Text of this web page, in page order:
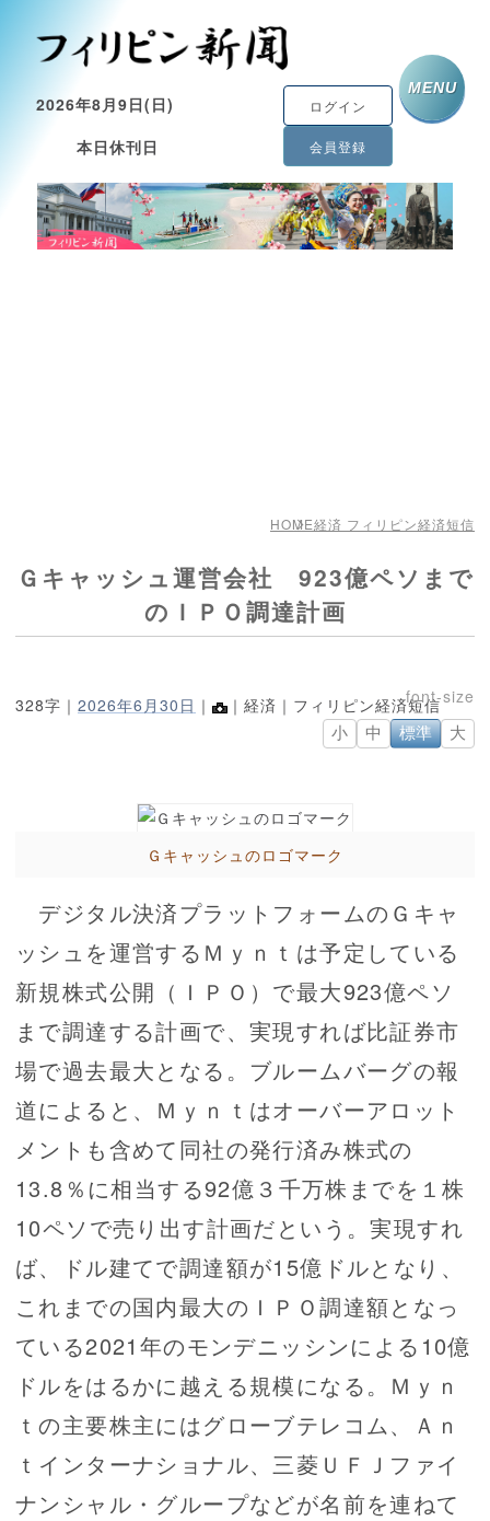
2026年8月9日(日)
本日休刊日
ログイン
会員登録
MENU
HOME経済 フィリピン経済短信
Ｇキャッシュ運営会社 923億ペソまで
のＩＰＯ調達計画
328字｜ 2026年6月30日 ｜ ｜経済｜フィリピン経済短信
小 中 標準 大
Ｇキャッシュのロゴマーク
デジタル決済プラットフォームのＧキャ
ッシュを運営するＭｙｎｔは予定している
新規株式公開（ＩＰＯ）で最大923億ペソ
まで調達する計画で、実現すれば比証券市
場で過去最大となる。ブルームバーグの報
道によると、Ｍｙｎｔはオーバーアロット
メントも含めて同社の発行済み株式の
13.8％に相当する92億３千万株までを１株
10ペソで売り出す計画だという。実現すれ
ば、ドル建てで調達額が15億ドルとなり、
これまでの国内最大のＩＰＯ調達額となっ
ている2021年のモンデニッシンによる10億
ドルをはるかに越える規模になる。Ｍｙｎ
ｔの主要株主にはグローブテレコム、Ａｎ
ｔインターナショナル、三菱ＵＦＪファイ
ナンシャル・グループなどが名前を連ねて